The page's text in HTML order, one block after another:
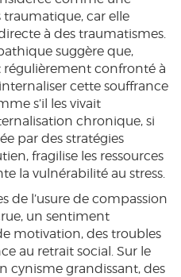
traumatique, car elle
à des traumatismes.
suggère que,
régulièrement confronté à
cette souffrance
s’il les vivait
chronique, si
par des stratégies
fragilise les ressources
la vulnérabilité au stress.
de l’usure de compassion
un sentiment
motivation, des troubles
au retrait social. Sur le
cynisme grandissant, des